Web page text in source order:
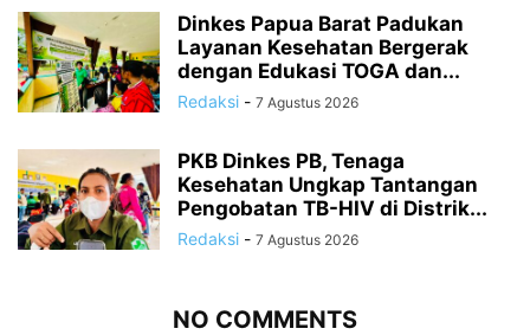
Dinkes Papua Barat Padukan
Layanan Kesehatan Bergerak
dengan Edukasi TOGA dan...
Redaksi - 7 Agustus 2026
PKB Dinkes PB, Tenaga
Kesehatan Ungkap Tantangan
Pengobatan TB-HIV di Distrik...
Redaksi - 7 Agustus 2026
NO COMMENTS